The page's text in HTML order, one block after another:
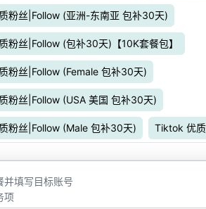
粉丝|Follow (亚洲-东南亚 包补30天)
粉丝|Follow (包补30天)【10K套餐包】
粉丝|Follow (Female 包补30天)
粉丝|Follow (USA 美国 包补30天)
粉丝|Follow (Male 包补30天) Tiktok 优
并填写目标账号
项